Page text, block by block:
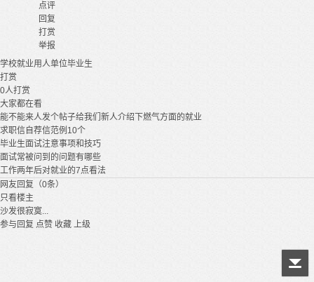
点评
回复
打赏
举报
学校就业用人单位毕业生
打赏
0人打赏
大家都在看
能不能来人发个帖子给我们新人介绍下燃气方面的就业
求职信自荐信范例10个
毕业生面试注意事项和技巧
面试常被问到的问题有哪些
工作两年后对就业的7点看法
网友回复（0条）
只看楼主
沙发很寂寞...
参与回复 点赞 收藏 上级